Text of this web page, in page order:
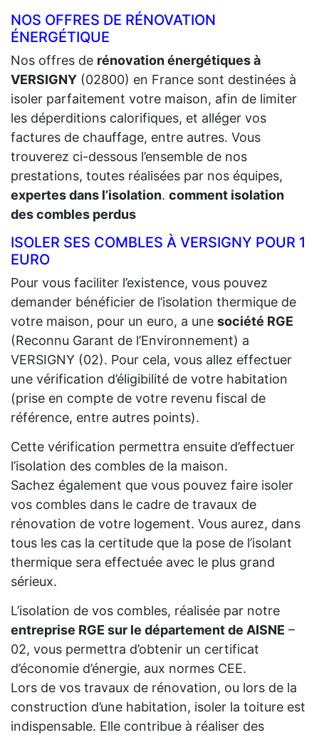
NOS OFFRES DE RÉNOVATION
ÉNERGÉTIQUE
Nos offres de rénovation énergétiques à
VERSIGNY (02800) en France sont destinées à
isoler parfaitement votre maison, afin de limiter
les déperditions calorifiques, et alléger vos
factures de chauffage, entre autres. Vous
trouverez ci-dessous l’ensemble de nos
prestations, toutes réalisées par nos équipes,
expertes dans l’isolation. comment isolation
des combles perdus
ISOLER SES COMBLES À VERSIGNY POUR 1
EURO
Pour vous faciliter l’existence, vous pouvez
demander bénéficier de l’isolation thermique de
votre maison, pour un euro, a une société RGE
(Reconnu Garant de l’Environnement) a
VERSIGNY (02). Pour cela, vous allez effectuer
une vérification d’éligibilité de votre habitation
(prise en compte de votre revenu fiscal de
référence, entre autres points).
Cette vérification permettra ensuite d’effectuer
l’isolation des combles de la maison.
Sachez également que vous pouvez faire isoler
vos combles dans le cadre de travaux de
rénovation de votre logement. Vous aurez, dans
tous les cas la certitude que la pose de l’isolant
thermique sera effectuée avec le plus grand
sérieux.
L’isolation de vos combles, réalisée par notre
entreprise RGE sur le département de AISNE –
02, vous permettra d’obtenir un certificat
d’économie d’énergie, aux normes CEE.
Lors de vos travaux de rénovation, ou lors de la
construction d’une habitation, isoler la toiture est
indispensable. Elle contribue à réaliser des